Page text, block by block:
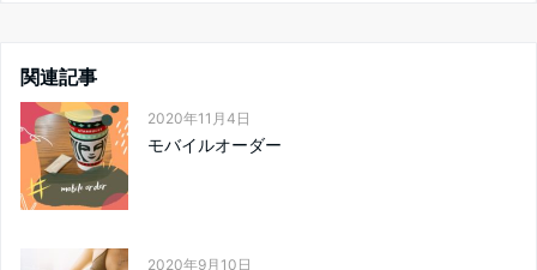
関連記事
2020年11月4日
モバイルオーダー
2020年9月10日